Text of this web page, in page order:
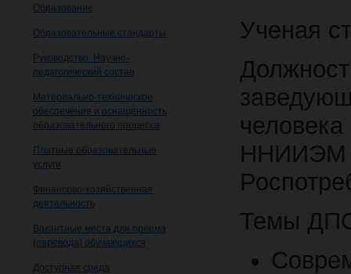
Образование
Образовательные стандарты
Руководство. Научно-
педагогический состав
Материально-техническое
обеспечение и оснащенность
образовательного процесса
Платные образовательные
услуги
Финансово-хозяйственная
деятельность
Вакантные места для приема
(перевода) обучающихся
Доступная среда
Ученая
Темы